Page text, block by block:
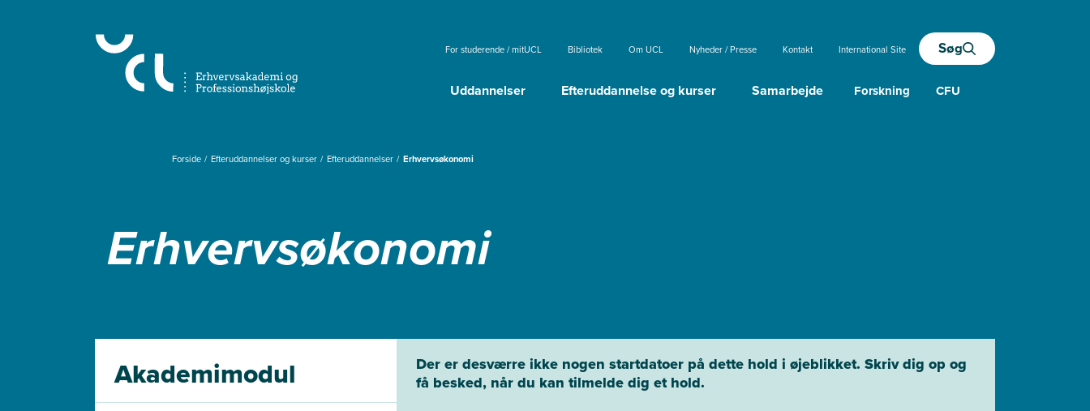
For studerende / mitUCL Bibliotek Om UCL Nyheder / Presse Kontakt International Site Søg
Uddannelser Efteruddannelse og kurser Samarbejde Forskning CFU
Forside Efteruddannelser og kurser Efteruddannelser Erhvervsøkonomi
Erhvervsøkonomi
Akademimodul
Der er desværre ikke nogen startdatoer på dette hold i øjeblikket. Skriv dig op og
få besked, når du kan tilmelde dig et hold.